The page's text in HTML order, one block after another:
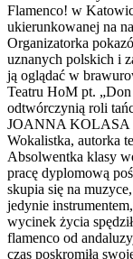
Flamenco! w
ukierunkowanej na
Organizatorka
uznanych polskich i
ją oglądać w
Teatru HoM pt.
odtwórczynią roli
JOANNA KOLASA
Wokalistka, autorka
Absolwentka klasy
pracę dyplomową
skupia się na
jedynie
wycinek życia
flamenco od
czas poskromiła